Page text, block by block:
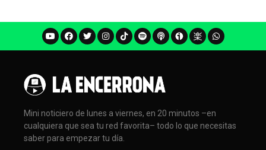
Mini noticiero de lunes a viernes, en 20 minutos –en
cualquiera que sea tu red favorita– todo lo que necesitas
saber para empezar tu día.